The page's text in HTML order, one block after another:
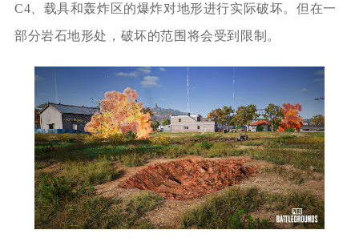
C4、载具和轰炸区的爆炸对地形进行实际破坏。但在一
部分岩石地形处，破坏的范围将会受到限制。